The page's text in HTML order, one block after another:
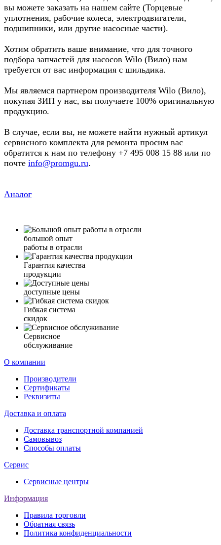
вы можете заказать на нашем сайте (Торцевые
уплотнения, рабочие колеса, электродвигатели,
подшипники, или другие насосные части).
Хотим обратить ваше внимание, что для точного
подбора запчастей для насосов Wilo (Вило) нам
требуется от вас информация с шильдика.
Мы являемся партнером производителя Wilo (Вило),
покупая ЗИП у нас, вы получаете 100% оригинальную
продукцию.
В случае, если вы, не можете найти нужный артикул
сервисного комплекта для ремонта просим вас
обратится к нам по телефону +7 495 008 15 88 или по
почте info@promgu.ru.
Аналог
большой опыт
работы в отрасли
Гарантия качества
продукции
доступные цены
Гибкая система
скидок
Сервисное
обслуживание
О компании
Производители
Сертификаты
Реквизиты
Доставка и оплата
Доставка транспортной компанией
Самовывоз
Способы оплаты
Сервис
Сервисные центры
Информация
Правила торговли
Обратная связь
Политика конфиденциальности